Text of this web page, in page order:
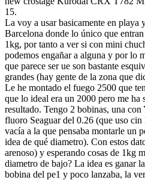
15.
La voy a usar basicamente en playa
Barcelona donde lo único que
1kg, por tanto a ver si con mini
podemos engañar a alguna y por lo
que parece ser ue son bastante
grandes (hay gente de la zona que
Le he montado el fuego 2500 que
que lo ideal era un 2000 pero me ha
resultado. Tengo 2 bobinas, una
fluoro Seaguar del 0.26 (que uso
vacía a la que pensaba montarle un
idea de qué diametro). Con estos
arenoso) y esperando cosas de 1kg
diametro de bajo? La idea es ganar
bobina del pe1 y poco lanzaba, la